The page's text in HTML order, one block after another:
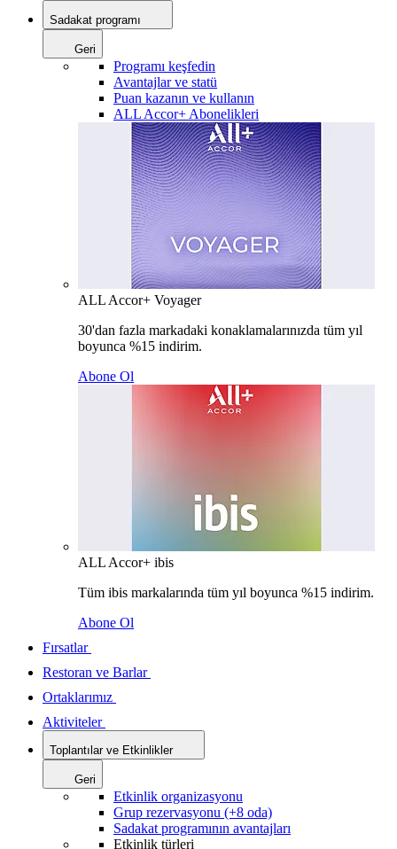
Sadakat programı
Geri
Programı keşfedin
Avantajlar ve statü
Puan kazanın ve kullanın
ALL Accor+ Abonelikleri
ALL Accor+ Voyager
30'dan fazla markadaki konaklamalarınızda tüm yıl
boyunca %15 indirim.
Abone Ol
ALL Accor+ ibis
Tüm ibis markalarında tüm yıl boyunca %15 indirim.
Abone Ol
Fırsatlar
Restoran ve Barlar
Ortaklarımız
Aktiviteler
Toplantılar ve Etkinlikler
Geri
Etkinlik organizasyonu
Grup rezervasyonu (+8 oda)
Sadakat programının avantajları
Etkinlik türleri